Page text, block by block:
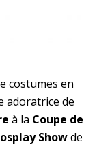
costumes en
adoratrice de
à la Coupe de
Showde